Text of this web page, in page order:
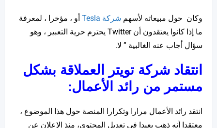
وكان حول مبيعاته لأسهم شركة Tesla
أو ، مؤخرا ، لمعرفة
ما إذا كانوا يعتقدون أن Twitter يحترم حرية التعبير ، وهو
سؤال أجاب عنه الغالبية ” لا.
انتقاد شركة تويتر العملاقة بشكل
مستمر من رائد الأعمال:
انتقد رائد الأعمال مرارا وتكرارا المنصة حول هذا الموضوع ،
معتقدا أنه ذهب بعيدا في تعديل المحتوى، منذ الإعلان عن